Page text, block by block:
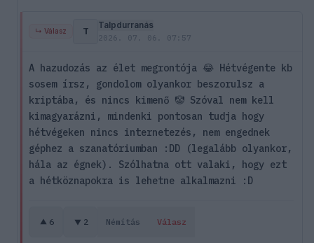
↳ Válasz T
Talpdurranás
2026. 07. 06. 07:57
A hazudozás az élet megrontója 😂 Hétvégente kb
sosem írsz, gondolom olyankor beszorulsz a
kriptába, és nincs kimenő 🤡 Szóval nem kell
kimagyarázni, mindenki pontosan tudja hogy
hétvégeken nincs internetezés, nem engednek
géphez a szanatóriumban :DD (legalább olyankor,
hála az égnek). Szólhatna ott valaki, hogy ezt
a hétköznapokra is lehetne alkalmazni :D
6 2 Némítás Válasz